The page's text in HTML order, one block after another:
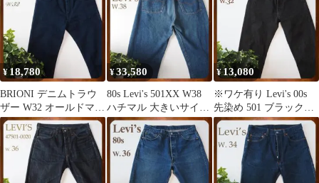
¥18,780
BRIONI デニムトラウ
ザー W32 オールドマネ
ースタイル ステルスウ
ェルス
¥33,580
80s Levi's 501XX W38
ハチマル 大きいサイズ
USA製
¥13,080
※ワケ有り Levi's 00s
先染め 501 ブラックデ
ニム W32